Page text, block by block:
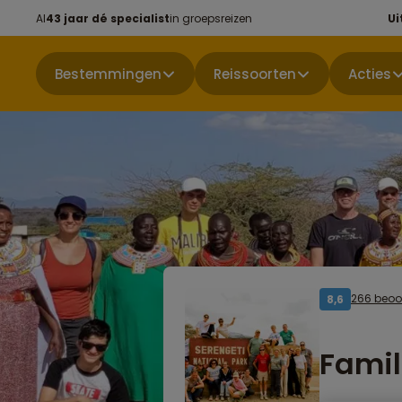
Al43 jaar dé specialistin groepsreizen
Bestemmingen Reissoorten Acties
8,6 266